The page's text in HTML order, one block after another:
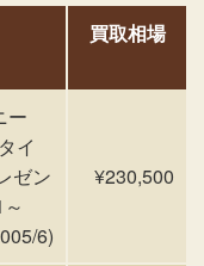
買取相場
ー
イ
ゼン
6)
¥230,500